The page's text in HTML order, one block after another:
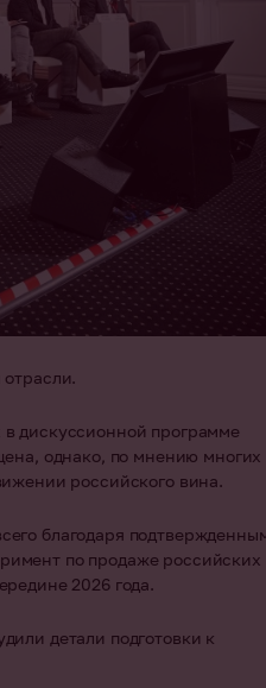
дискуссионной программе
однако, по мнению многих
российского вина.
благодаря
по продаже российских
2026 года.
детали подготовки к